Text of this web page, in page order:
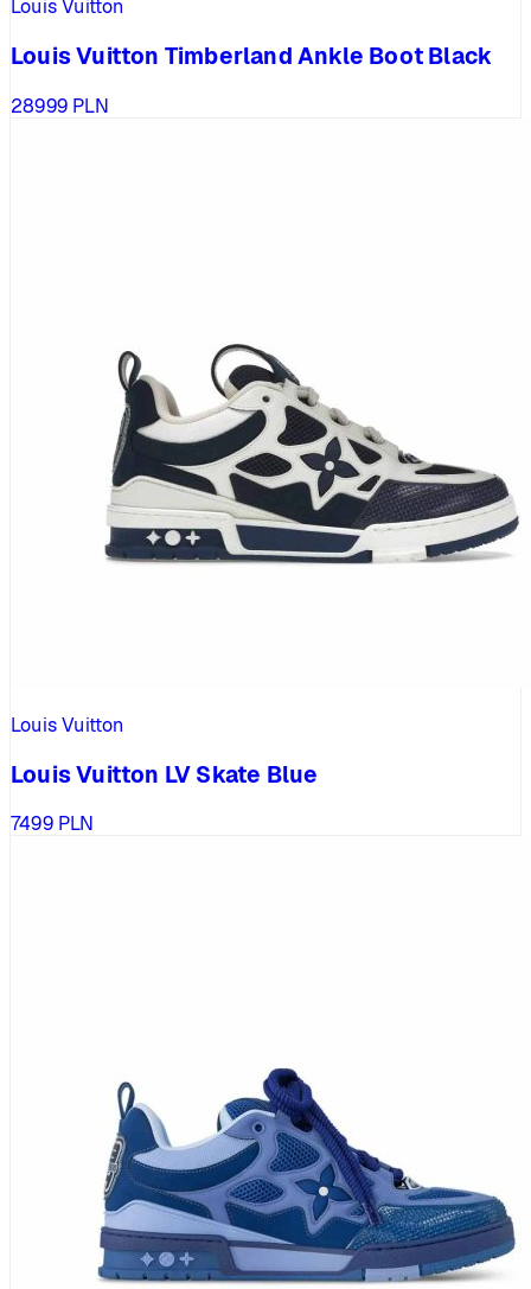
Louis Vuitton
Louis Vuitton Timberland Ankle Boot Black
28999 PLN
Louis Vuitton
Louis Vuitton LV Skate Blue
7499 PLN